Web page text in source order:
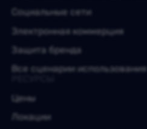
Социальные сети
Электронная коммерция
Защита бренда
Все сценарии использования
Цены
Локации